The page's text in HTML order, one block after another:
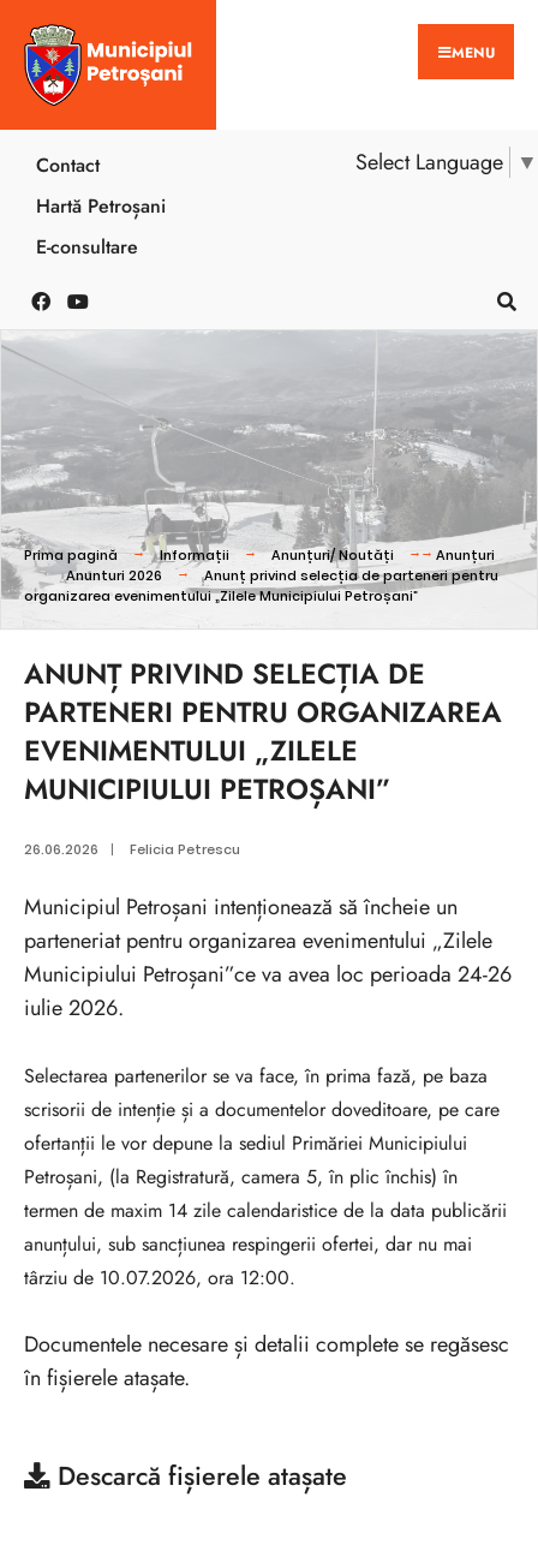
MENU
Select Language ▼
Contact
Hartă Petroșani
E-consultare
Prima pagină Informații Anunțuri/ Noutăți
Anunțuri
Anunturi 2026
Anunț privind selecția de parteneri pentru
organizarea evenimentului „Zilele Municipiului Petroșani”
ANUNȚ PRIVIND SELECȚIA DE
PARTENERI PENTRU ORGANIZAREA
EVENIMENTULUI „ZILELE
MUNICIPIULUI PETROȘANI”
26.06.2026 | Felicia Petrescu
Municipiul Petroșani intenționează să încheie un
parteneriat pentru organizarea evenimentului „Zilele
Municipiului Petroșani”ce va avea loc perioada 24-26
iulie 2026.
Selectarea partenerilor se va face, în prima fază, pe baza
scrisorii de intenție și a documentelor doveditoare, pe care
ofertanții le vor depune la sediul Primăriei Municipiului
Petroșani, (la Registratură, camera 5, în plic închis) în
termen de maxim 14 zile calendaristice de la data publicării
anunțului, sub sancțiunea respingerii ofertei, dar nu mai
târziu de 10.07.2026, ora 12:00.
Documentele necesare și detalii complete se regăsesc
în fișierele atașate.
Descarcă fișierele atașate